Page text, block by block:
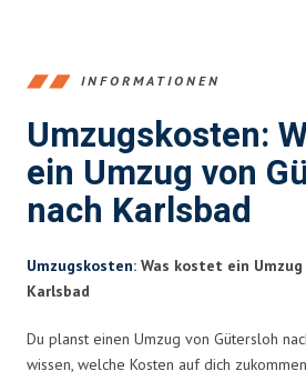
INFORMATIONEN
Umzugskosten:
ein Umzug von
nach Karlsbad
Umzugskosten: Was kostet ein
Karlsbad
Du planst einen Umzug von Gütersloh
wissen, welche Kosten auf dich